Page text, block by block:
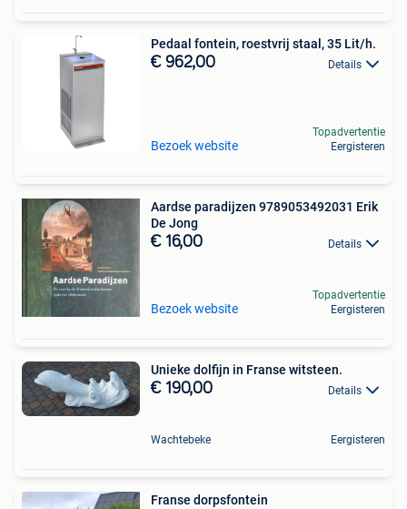
Pedaal fontein, roestvrij staal, 35 Lit/h.
€ 962,00 Details
Bezoek website
Topadvertentie
Eergisteren
Aardse paradijzen 9789053492031 Erik
De Jong
€ 16,00 Details
Bezoek website
Topadvertentie
Eergisteren
Unieke dolfijn in Franse witsteen.
€ 190,00 Details
Wachtebeke Eergisteren
Franse dorpsfontein